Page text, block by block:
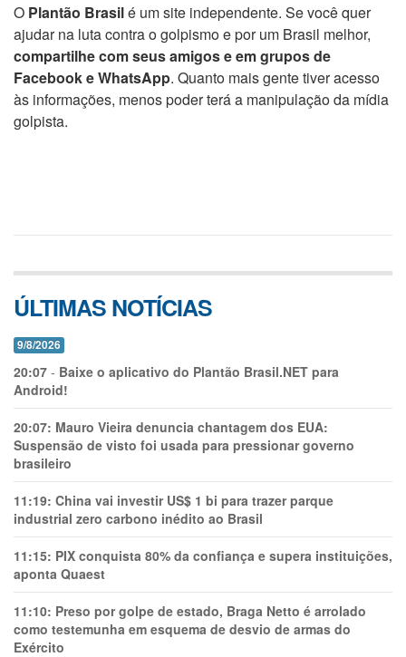
O Plantão Brasilé um site independente. Se você quer
ajudar na luta contra o golpismo e por um Brasil melhor,
compartilhe com seus amigos e em grupos de
Facebook e WhatsApp. Quanto mais gente tiver acesso
às informações, menos poder terá a manipulação da mídia
golpista.
ÚLTIMAS NOTÍCIAS
9/8/2026
20:07 - Baixe o aplicativo do Plantão Brasil.NET para
Android!
20:07: Mauro Vieira denuncia chantagem dos EUA:
Suspensão de visto foi usada para pressionar governo
brasileiro
11:19: China vai investir US$ 1 bi para trazer parque
industrial zero carbono inédito ao Brasil
11:15: PIX conquista 80% da confiança e supera instituições,
aponta Quaest
11:10: Preso por golpe de estado, Braga Netto é arrolado
como testemunha em esquema de desvio de armas do
Exército